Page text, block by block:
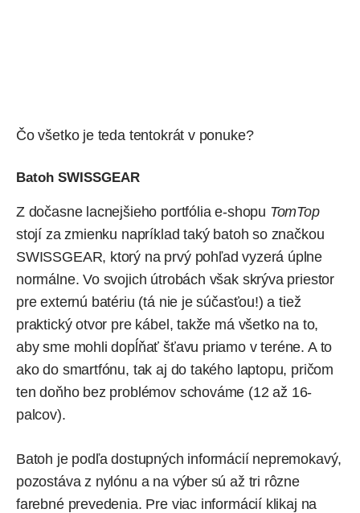
Čo všetko je teda tentokrát v ponuke?
Batoh SWISSGEAR
Z dočasne lacnejšieho portfólia e-shopu TomTop
stojí za zmienku napríklad takýbatoh so značkou
SWISSGEAR, ktorý na prvý pohľad vyzerá úplne
normálne. Vo svojich útrobách však skrýva priestor
pre externú batériu (tá nie je súčasťou!) a tiež
praktický otvor pre kábel, takže má všetko na to,
aby sme mohli dopĺňať šťavu priamo v teréne. A to
ako do smartfónu, tak aj do takého laptopu, pričom
ten doňho bez problémov schováme (12 až 16-
palcov).
Batoh je podľa dostupných informácií nepremokavý,
pozostáva z nylónu a na výber sú až tri rôzne
farebné prevedenia. Pre viac informácií klikaj na